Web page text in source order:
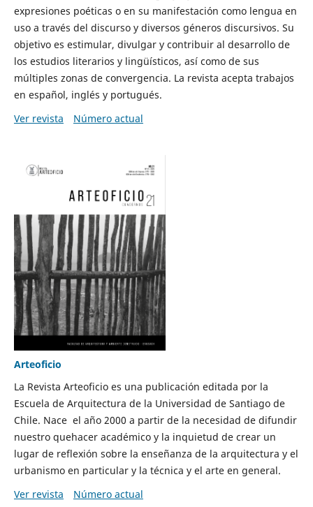
expresiones poéticas o en su manifestación como lengua en
uso a través del discurso y diversos géneros discursivos. Su
objetivo es estimular, divulgar y contribuir al desarrollo de
los estudios literarios y lingüísticos, así como de sus
múltiples zonas de convergencia. La revista acepta trabajos
en español, inglés y portugués.
Ver revista
Número actual
Arteoficio
La Revista Arteoficio es una publicación editada por la
Escuela de Arquitectura de la Universidad de Santiago de
Chile. Nace el año 2000 a partir de la necesidad de difundir
nuestro quehacer académico y la inquietud de crear un
lugar de reflexión sobre la enseñanza de la arquitectura y el
urbanismo en particular y la técnica y el arte en general.
Ver revista
Número actual